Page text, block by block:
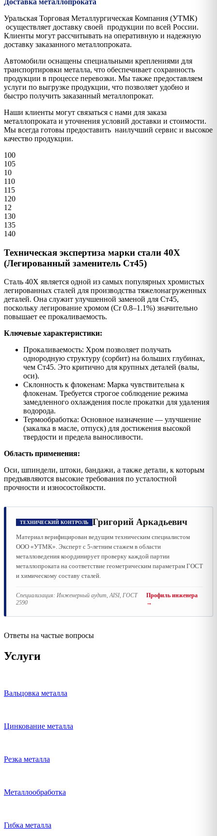
Уральская Торговая Металлургическая Компания (УТМК)
осуществляет доставку своей продукции по всей России.
Клиенты могут рассчитывать на оперативную и надежную
доставку заказанного металлопроката.
Автомобили оснащены специальными креплениями для
транспортировки металла, что обеспечивает сохранность
продукции в процессе перевозки. Мы также предоставляем
услуги по выгрузке продукции, что позволяет удобно и
быстро получить заказанный металлопрокат.
Наши клиенты могут связаться с нами для заказа
металлопроката и уточнения условий доставки и стоимости.
Мы всегда готовы предоставить наилучший сервис и высокое
качество продукции.
100
105
10
110
115
120
12
130
135
140
Техническая экспертиза марки стали 40Х
(Легированный заменитель Ст45)
Сталь 40Х является одной из самых популярных хромистых
легированных сталей для производства тяжелонагруженных
деталей. Она служит улучшенной заменой для Ст45,
поскольку легирование хромом (Cr 0.8–1.1%) значительно
повышает ее прокаливаемость.
Ключевые характеристики:
Прокаливаемость: Хром позволяет получать
однородную структуру (сорбит) на больших глубинах,
чем Ст45. Это критично для крупных деталей (валы,
оси).
Склонность к флокенам: Марка чувствительна к
флокенам. Требуется строгое соблюдение режима
замедленного охлаждения после прокатки для удаления
водорода.
Термообработка: Основное назначение — улучшение
(закалка в масле, отпуск) для достижения высокой
твердости и предела выносливости.
Область применения:
Оси, шпиндели, штоки, бандажи, а также детали, к которым
предъявляются высокие требования по усталостной
прочности и износостойкости.
ТЕХНИЧЕСКИЙ КОНТРОЛЬ Григорий Аркадьевич
Материал верифицирован ведущим техническим специалистом
ООО «УТМК». Эксперт с 5-летним стажем в области
металловедения координирует проверку каждой партии
металлопроката на соответствие геометрическим параметрам ГОСТ
и химическому составу сталей.
Специализация: Инженерный аудит, AISI, ГОСТ
2590
Профиль инженера
→
Ответы на частые вопросы
Услуги
Вальцовка металла
Цинкование металла
Резка металла
Металлообработка
Гибка металла